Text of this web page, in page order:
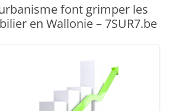
font grimper les
en Wallonie – 7SUR7.be